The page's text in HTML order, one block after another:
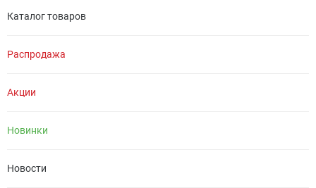
Каталог товаров
Распродажа
Акции
Новинки
Новости